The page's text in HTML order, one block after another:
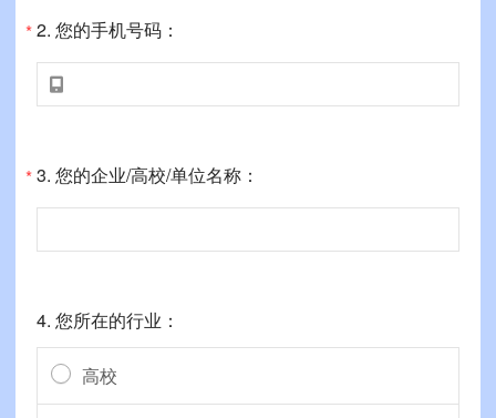
*2. 您的手机号码：

*3. 您的企业/高校/单位名称：
4. 您所在的行业：
高校